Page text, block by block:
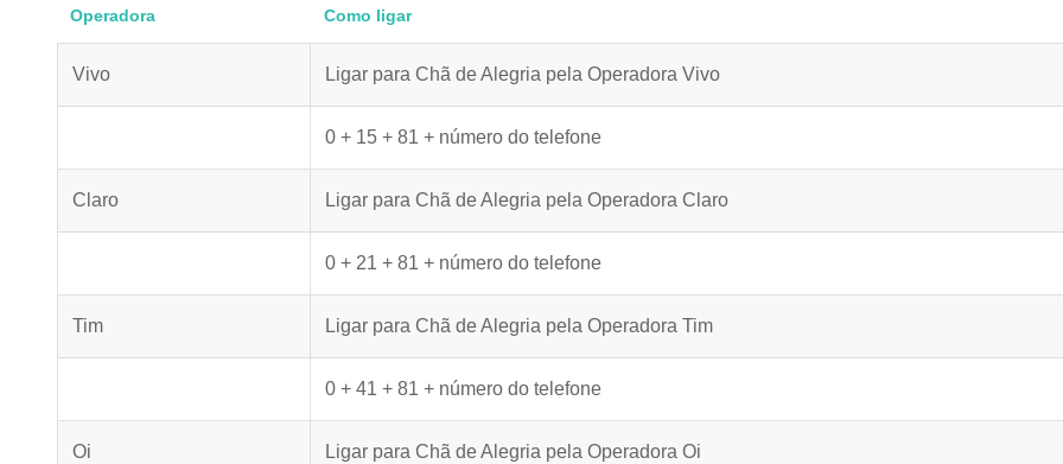
Operadora Como ligar
Vivo Ligar para Chã de Alegria pela Operadora Vivo
0 + 15 + 81 + número do telefone
Claro Ligar para Chã de Alegria pela Operadora Claro
0 + 21 + 81 + número do telefone
Tim Ligar para Chã de Alegria pela Operadora Tim
0 + 41 + 81 + número do telefone
Oi Ligar para Chã de Alegria pela Operadora Oi